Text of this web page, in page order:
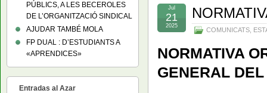
COMUNICATS
Jul
21
2025
NORMATIVA
GENERAL
PÚBLICS, A LES BECEROLES
DE L’ORGANITZACIÓ SINDICAL
AJUDAR TAMBÉ MOLA
FP DUAL : D’ESTUDIANTS A
«APRENDICES»
Entradas al Azar